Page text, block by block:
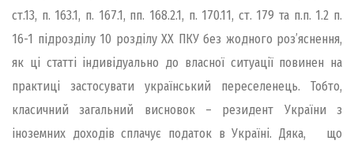
ст.13, п. 163.1, п. 167.1, пп. 168.2.1, п. 170.11, ст. 179 та п.п. 1.2 п.
16-1 підрозділу 10 розділу ХХ ПКУ без жодного роз’яснення,
як ці статті індивідуально до власної ситуації повинен на
практиці застосувати український переселенець. Тобто,
класичний загальний висновок – резидент України з
іноземних доходів сплачує податок в Україні. Дяка, що